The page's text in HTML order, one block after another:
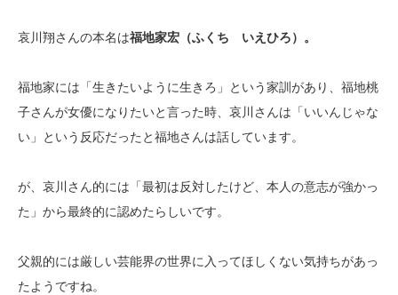
哀川翔さんの本名は福地家宏（ふくち いえひろ）。
福地家には「生きたいように生きろ」という家訓があり、福地桃
子さんが女優になりたいと言った時、哀川さんは「いいんじゃな
い」という反応だったと福地さんは話しています。
が、哀川さん的には「最初は反対したけど、本人の意志が強かっ
た」から最終的に認めたらしいです。
父親的には厳しい芸能界の世界に入ってほしくない気持ちがあっ
たようですね。